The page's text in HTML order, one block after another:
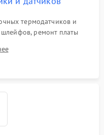
термодатчиков и
шлейфов, ремонт платы
микроклимата.
и подсветки.